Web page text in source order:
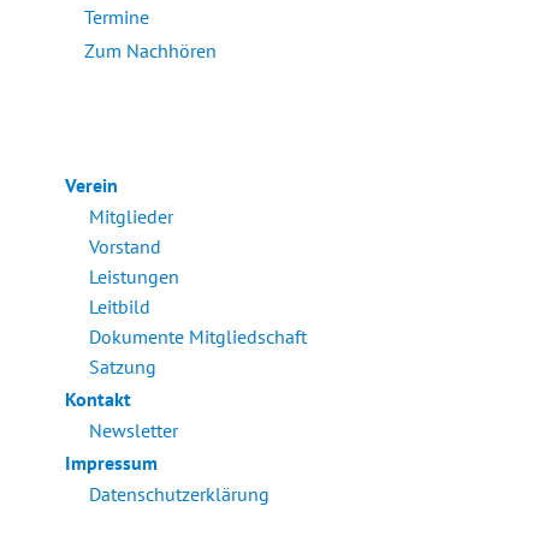
Termine
Zum Nachhören
Verein
Mitglieder
Vorstand
Leistungen
Leitbild
Dokumente Mitgliedschaft
Satzung
Kontakt
Newsletter
Impressum
Datenschutzerklärung